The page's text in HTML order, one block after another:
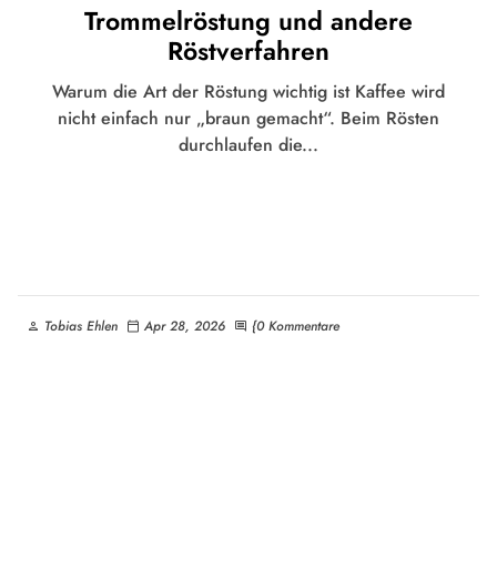
Trommelröstung und andere
Röstverfahren
Warum die Art der Röstung wichtig ist Kaffee wird
nicht einfach nur „braun gemacht“. Beim Rösten
durchlaufen die...
person Tobias Ehlen calendar_today Apr 28, 2026 comment {0 Kommentare